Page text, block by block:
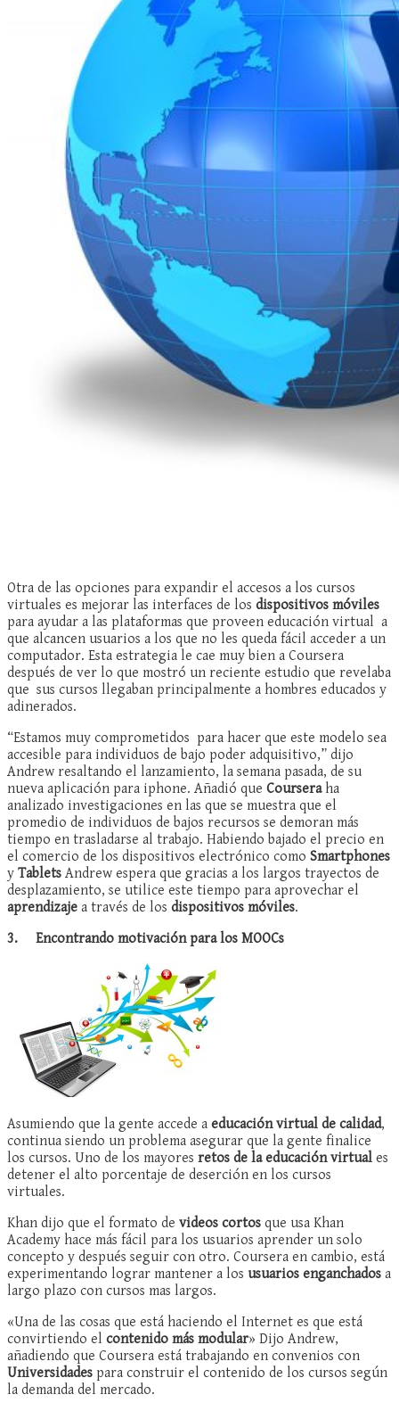
Otra de las opciones para expandir el accesos a los cursos
virtuales es mejorar las interfaces de los dispositivos móviles
para ayudar a las plataformas que proveen educación virtual a
que alcancen usuarios a los que no les queda fácil acceder a un
computador. Esta estrategia le cae muy bien a Coursera
después de ver lo que mostró un reciente estudio que revelaba
que sus cursos llegaban principalmente a hombres educados y
adinerados.
“Estamos muy comprometidos para hacer que este modelo sea
accesible para individuos de bajo poder adquisitivo,” dijo
Andrew resaltando el lanzamiento, la semana pasada, de su
nueva aplicación para iphone. Añadió que Courseraha
analizado investigaciones en las que se muestra que el
promedio de individuos de bajos recursos se demoran más
tiempo en trasladarse al trabajo. Habiendo bajado el precio en
el comercio de los dispositivos electrónico como Smartphones
y Tablets Andrew espera que gracias a los largos trayectos de
desplazamiento, se utilice este tiempo para aprovechar el
aprendizaje a través de los dispositivos móviles.
3. Encontrando motivación para los MOOCs
Asumiendo que la gente accede a educación virtual de calidad,
continua siendo un problema asegurar que la gente finalice
los cursos. Uno de los mayores retos de la educación virtual es
detener el alto porcentaje de deserción en los cursos
virtuales.
Khan dijo que el formato de videos cortos que usa Khan
Academy hace más fácil para los usuarios aprender un solo
concepto y después seguir con otro. Coursera en cambio, está
experimentando lograr mantener a los usuarios enganchados a
largo plazo con cursos mas largos.
«Una de las cosas que está haciendo el Internet es que está
convirtiendo el contenido más modular» Dijo Andrew,
añadiendo que Coursera está trabajando en convenios con
Universidades para construir el contenido de los cursos según
la demanda del mercado.